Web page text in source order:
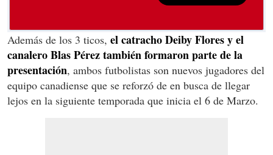
Además de los 3 ticos, el catracho Deiby Flores y el
canalero Blas Pérez también formaron parte de la
presentación, ambos futbolistas son nuevos jugadores del
equipo canadiense que se reforzó de en busca de llegar
lejos en la siguiente temporada que inicia el 6 de Marzo.